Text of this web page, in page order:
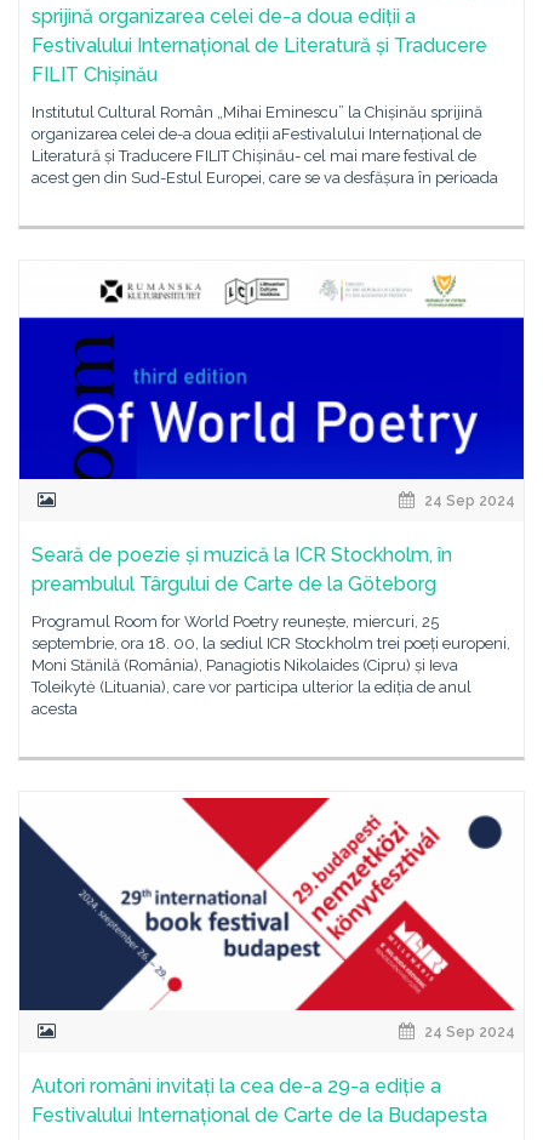
sprijină organizarea celei de-a doua ediții a
Festivalului Internațional de Literatură și Traducere
FILIT Chișinău
Institutul Cultural Român „Mihai Eminescu” la Chișinău sprijină
organizarea celei de-a doua ediții aFestivalului Internațional de
Literatură și Traducere FILIT Chișinău- cel mai mare festival de
acest gen din Sud-Estul Europei, care se va desfășura în perioada
24 Sep 2024
Seară de poezie și muzică la ICR Stockholm, în
preambulul Târgului de Carte de la Göteborg
Programul Room for World Poetry reunește, miercuri, 25
septembrie, ora 18. 00, la sediul ICR Stockholm trei poeți europeni,
Moni Stănilă (România), Panagiotis Nikolaides (Cipru) și Ieva
Toleikytė (Lituania), care vor participa ulterior la ediția de anul
acesta
24 Sep 2024
Autori români invitați la cea de-a 29-a ediție a
Festivalului Internațional de Carte de la Budapesta